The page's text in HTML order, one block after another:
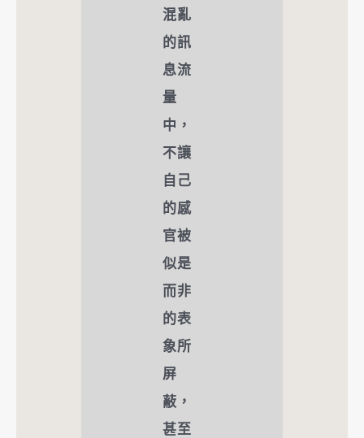
混亂
的訊
息流
量
中，
不讓
自己
的感
官被
似是
而非
的表
象所
屏
蔽，
甚至